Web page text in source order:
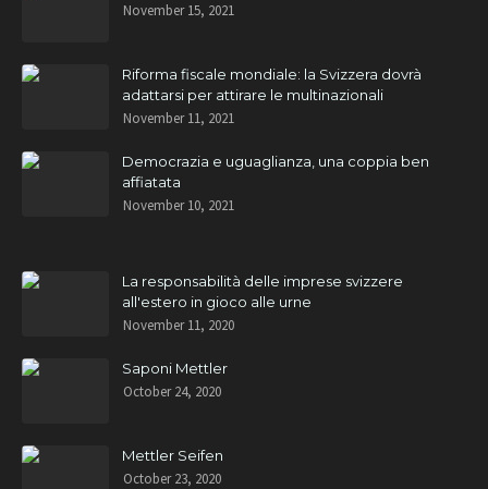
November 15, 2021
Riforma fiscale mondiale: la Svizzera dovrà
adattarsi per attirare le multinazionali
November 11, 2021
Democrazia e uguaglianza, una coppia ben
affiatata
November 10, 2021
La responsabilità delle imprese svizzere
all'estero in gioco alle urne
November 11, 2020
Saponi Mettler
October 24, 2020
Mettler Seifen
October 23, 2020